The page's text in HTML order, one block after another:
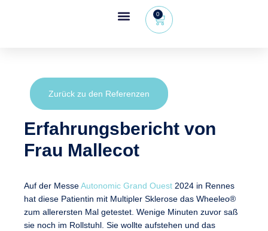
0
Zurück zu den Referenzen
Erfahrungsbericht von
Frau Mallecot
Auf der MesseAutonomic Grand Ouest 2024 in Rennes
hat diese Patientin mit Multipler Sklerose das Wheeleo®
zum allerersten Mal getestet. Wenige Minuten zuvor saß
sie noch im Rollstuhl. Sie wollte aufstehen und das